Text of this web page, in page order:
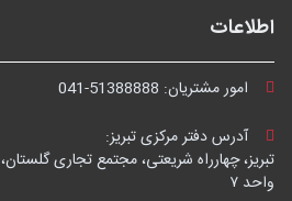
اطلاعات
امور مشتریان: 041-51388888
آدرس دفتر مرکزی تبریز:
تبریز، چهارراه شریعتی، مجتمع تجاری گلستان،
واحد ۷